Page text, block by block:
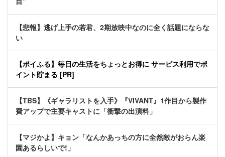
【悲報】逃げ上手の若君、2期放映中なのに全く話題にならな
い
【ポイふる】毎日の生活をちょっとお得に サービス利用でポ
イント貯まる [PR]
【TBS】《ギャラリストを入手》『VIVANT』1作目から製作
費アップで主要キャストに「衝撃の出演料」
【マジかよ】キョン「なんかあっちの方に全然敵がおらん楽
園あるらしいで!」